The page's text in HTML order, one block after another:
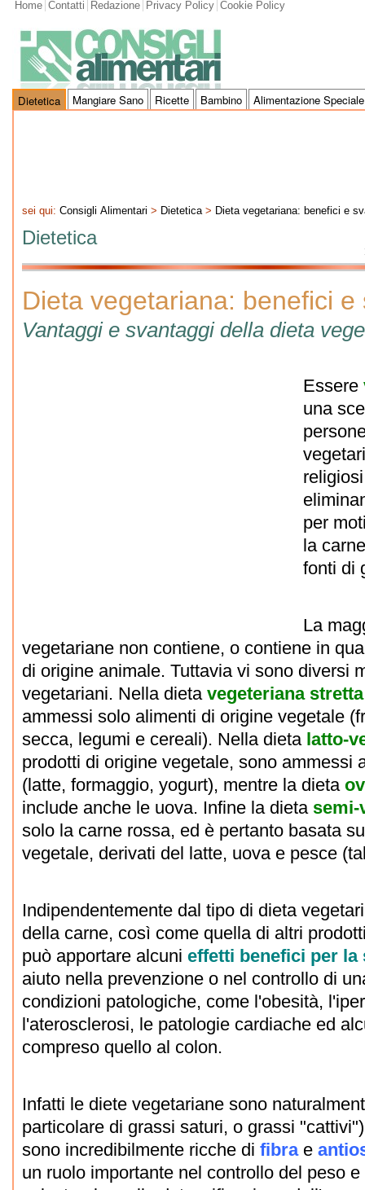
Home Contatti Redazione Privacy Policy Cookie Policy
Dietetica Mangiare Sano Ricette Bambino Alimentazione Speciale
sei qui: Consigli Alimentari > Dietetica> Dieta vegetariana: benefici e
Dietetica
Dieta vegetariana: benefici e
Vantaggi e svantaggi della dieta
Essere
una
per
la
fonti di
La
vegetariane non contiene, o contiene in
di origine animale. Tuttavia vi sono diversi
vegetariani. Nella dieta vegeteriana stretta
ammessi solo alimenti di origine vegetale
secca, legumi e cereali). Nella dieta latto-
prodotti di origine vegetale, sono ammessi
(latte, formaggio, yogurt), mentre la dieta
include anche le uova. Infine la dieta semi-
solo la carne rossa, ed è pertanto basata
vegetale, derivati del latte, uova e pesce
Indipendentemente dal tipo di dieta
della carne, così come quella di altri
può apportare alcuni effetti benefici per la
aiuto nella prevenzione o nel controllo di
condizioni patologiche, come l'obesità,
l'aterosclerosi, le patologie cardiache ed
compreso quello al colon.
Infatti le diete vegetariane sono
particolare di grassi saturi, o grassi
sono incredibilmente ricche di fibra e
un ruolo importante nel controllo del peso